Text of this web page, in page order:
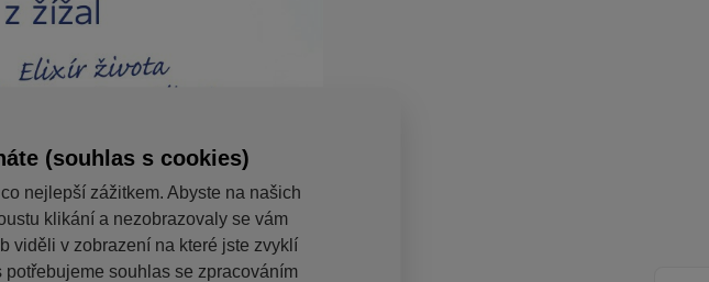
(souhlas s cookies)
nejlepší zážitkem. Abyste na našich
klikání a nezobrazovaly se vám
viděli v zobrazení na které jste zvyklí
souhlas se zpracováním